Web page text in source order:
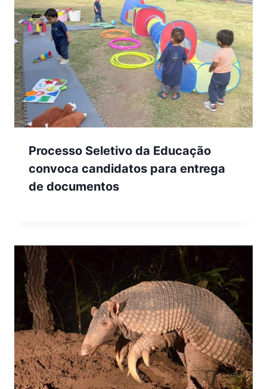
Processo Seletivo da Educação
convoca candidatos para entrega
de documentos